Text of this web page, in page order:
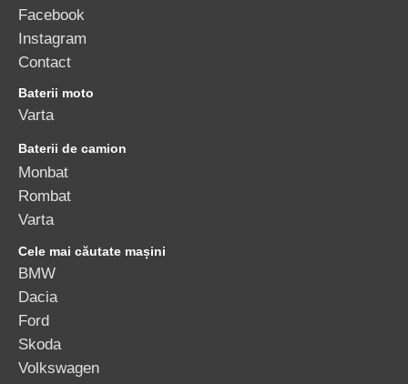
Facebook
Instagram
Contact
Baterii moto
Varta
Baterii de camion
Monbat
Rombat
Varta
Cele mai căutate mașini
BMW
Dacia
Ford
Skoda
Volkswagen